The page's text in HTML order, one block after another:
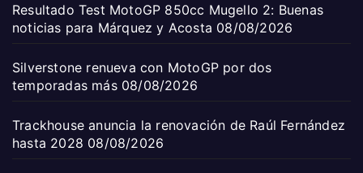
Resultado Test MotoGP 850cc Mugello 2: Buenas
noticias para Márquez y Acosta 08/08/2026
Silverstone renueva con MotoGP por dos
temporadas más 08/08/2026
Trackhouse anuncia la renovación de Raúl Fernández
hasta 2028 08/08/2026